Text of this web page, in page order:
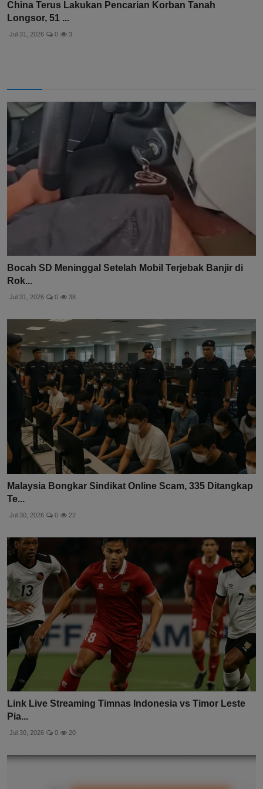
China Terus Lakukan Pencarian Korban Tanah
Longsor, 51 ...
Jul 31, 2026 0 3
Bocah SD Meninggal Setelah Mobil Terjebak Banjir di
Rok...
Jul 31, 2026 0 38
Malaysia Bongkar Sindikat Online Scam, 335 Ditangkap
Te...
Jul 30, 2026 0 22
Link Live Streaming Timnas Indonesia vs Timor Leste
Pia...
Jul 30, 2026 0 20